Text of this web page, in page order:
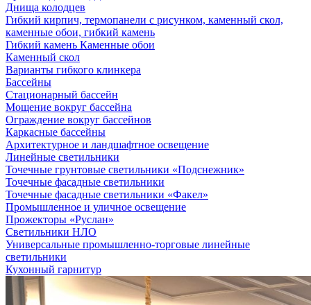
Днища колодцев
Гибкий кирпич, термопанели с рисунком, каменный скол,
каменные обои, гибкий камень
Гибкий камень Каменные обои
Каменный скол
Варианты гибкого клинкера
Бассейны
Стационарный бассейн
Мощение вокруг бассейна
Ограждение вокруг бассейнов
Каркасные бассейны
Архитектурное и ландшафтное освещение
Линейные светильники
Точечные грунтовые светильники «Подснежник»
Точечные фасадные светильники
Точечные фасадные светильники «Факел»
Промышленное и уличное освещение
Прожекторы «Руслан»
Светильники НЛО
Универсальные промышленно-торговые линейные
светильники
Кухонный гарнитур